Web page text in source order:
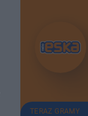
TERAZ GRAMY